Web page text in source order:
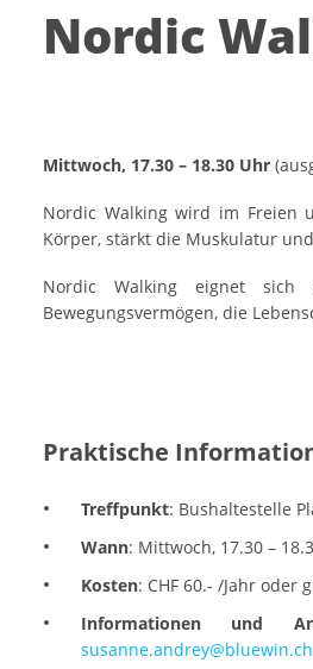
Nordic
Mittwoch, 17.30 – 18.30 Uhr
Nordic Walking wird im Freien
Körper, stärkt die Muskulatur
Nordic Walking eignet
Bewegungsvermögen, die
Praktische
Treffpunkt: Bushaltestelle
Wann: Mittwoch, 17.30 –
Kosten: CHF 60.- /Jahr oder
Informationen und
susanne.andrey@bluewin.ch